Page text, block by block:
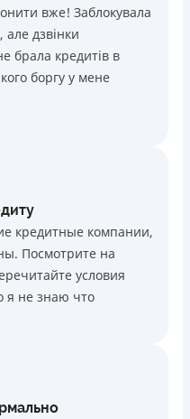
вже! Заблокувала
дзвінки
брала кредитів в
боргу у мене
кредитные компании,
Посмотрите на
условия
я не знаю что